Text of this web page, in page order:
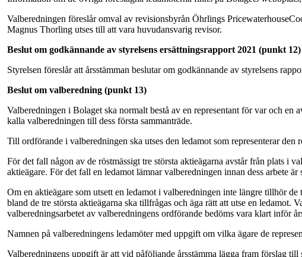
Valberedningen föreslår omval av revisionsbyrån Öhrlings
Magnus Thorling utses till att vara huvudansvarig revisor.
Beslut om godkännande av styrelsens ersättningsrapport 2021 (punkt 12)
Styrelsen föreslår att årsstämman beslutar om godkännande av styrelsens
Beslut om valberedning (punkt 13)
Valberedningen i Bolaget ska normalt bestå av en representant för var och en
kalla valberedningen till dess första sammanträde.
Till ordförande i valberedningen ska utses den ledamot som representerar
För det fall någon av de röstmässigt tre största aktieägarna avstår från plats i
aktieägare. För det fall en ledamot lämnar valberedningen innan dess arbete
Om en aktieägare som utsett en ledamot i valberedningen inte längre tillhör
bland de tre största aktieägarna ska tillfrågas och äga rätt att utse en
valberedningsarbetet av valberedningens ordförande bedöms vara klart inför
Namnen på valberedningens ledamöter med uppgift om vilka ägare de
Valberedningens uppgift är att vid påföljande årsstämma lägga fram förslag